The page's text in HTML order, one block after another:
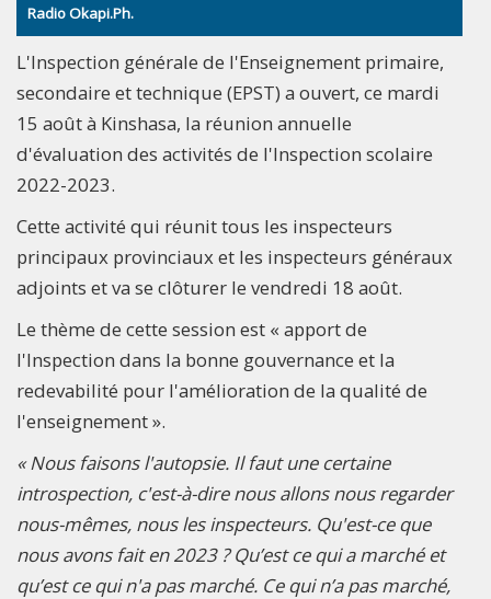
Radio Okapi.Ph.
L'Inspection générale de l'Enseignement primaire,
secondaire et technique (EPST) a ouvert, ce mardi
15 août à Kinshasa, la réunion annuelle
d'évaluation des activités de l'Inspection scolaire
2022-2023.
Cette activité qui réunit tous les inspecteurs
principaux provinciaux et les inspecteurs généraux
adjoints et va se clôturer le vendredi 18 août.
Le thème de cette session est « apport de
l'Inspection dans la bonne gouvernance et la
redevabilité pour l'amélioration de la qualité de
l'enseignement ».
« Nous faisons l'autopsie. Il faut une certaine
introspection, c'est-à-dire nous allons nous regarder
nous-mêmes, nous les inspecteurs. Qu'est-ce que
nous avons fait en 2023 ? Qu’est ce qui a marché et
qu’est ce qui n'a pas marché. Ce qui n’a pas marché,